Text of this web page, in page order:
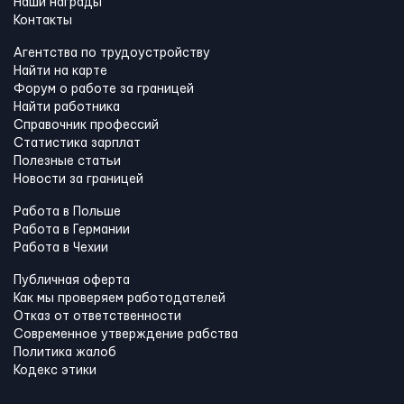
Наши награды
Контакты
Агентства по трудоустройству
Найти на карте
Форум о работе за границей
Найти работника
Справочник профессий
Статистика зарплат
Полезные статьи
Новости за границей
Работа в Польше
Работа в Германии
Работа в Чехии
Публичная оферта
Как мы проверяем работодателей
Отказ от ответственности
Современное утверждение рабства
Политика жалоб
Кодекс этики